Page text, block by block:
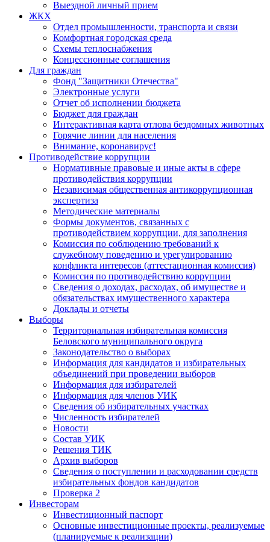
Выездной личный прием
ЖКХ
Отдел промышленности, транспорта и связи
Комфортная городская среда
Схемы теплоснабжения
Концессионные соглашения
Для граждан
Фонд "Защитники Отечества"
Электронные услуги
Отчет об исполнении бюджета
Бюджет для граждан
Интерактивная карта отлова бездомных животных
Горячие линии для населения
Внимание, коронавирус!
Противодействие коррупции
Нормативные правовые и иные акты в сфере
противодействия коррупции
Независимая общественная антикоррупционная
экспертиза
Методические материалы
Формы документов, связанных с
противодействием коррупции, для заполнения
Комиссия по соблюдению требований к
служебному поведению и урегулированию
конфликта интересов (аттестационная комиссия)
Комиссия по противодействию коррупции
Сведения о доходах, расходах, об имуществе и
обязательствах имущественного характера
Доклады и отчеты
Выборы
Территориальная избирательная комиссия
Беловского муниципального округа
Законодательство о выборах
Информация для кандидатов и избирательных
объединений при проведении выборов
Информация для избирателей
Информация для членов УИК
Сведения об избирательных участках
Численность избирателей
Новости
Состав УИК
Решения ТИК
Архив выборов
Сведения о поступлении и расходовании средств
избирательных фондов кандидатов
Проверка 2
Инвесторам
Инвестиционный паспорт
Основные инвестиционные проекты, реализуемые
(планируемые к реализации)